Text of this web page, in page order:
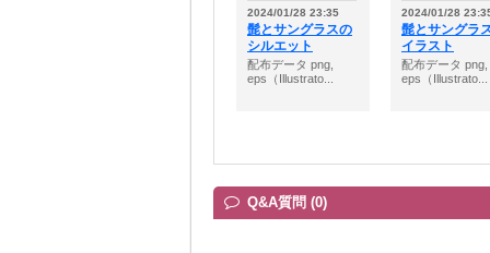
2024/01/28 23:35
髭とサングラスの
シルエット
配布データ png,
eps（Illustrato...
2024/01/28
髭とサングラ
イラスト
配布データ png,
eps（Illustrato...
Q&A質問 (0)